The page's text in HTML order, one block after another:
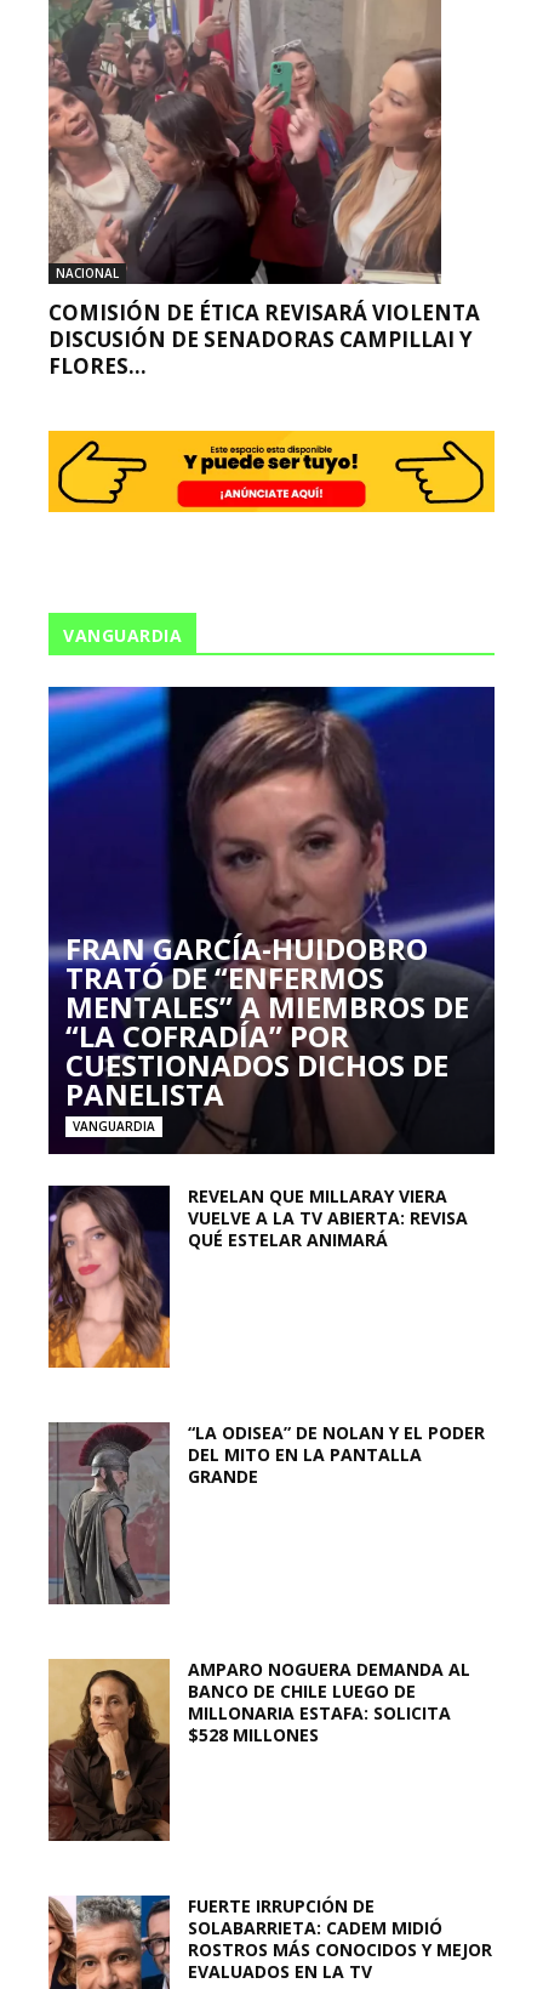
NACIONAL
COMISIÓN DE ÉTICA REVISARÁ VIOLENTA
DISCUSIÓN DE SENADORAS CAMPILLAI Y
FLORES...
VANGUARDIA
FRAN GARCÍA-HUIDOBRO
TRATÓ DE “ENFERMOS
MENTALES” A MIEMBROS DE
“LA COFRADÍA” POR
CUESTIONADOS DICHOS DE
PANELISTA
VANGUARDIA
REVELAN QUE MILLARAY VIERA
VUELVE A LA TV ABIERTA: REVISA
QUÉ ESTELAR ANIMARÁ
“LA ODISEA” DE NOLAN Y EL PODER
DEL MITO EN LA PANTALLA
GRANDE
AMPARO NOGUERA DEMANDA AL
BANCO DE CHILE LUEGO DE
MILLONARIA ESTAFA: SOLICITA
$528 MILLONES
FUERTE IRRUPCIÓN DE
SOLABARRIETA: CADEM MIDIÓ
ROSTROS MÁS CONOCIDOS Y MEJOR
EVALUADOS EN LA TV